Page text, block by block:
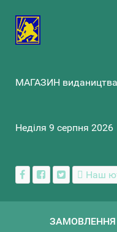
МАГАЗИН
Неділя 9 серпня 2026
Наш
ЗАМОВЛЕННЯ